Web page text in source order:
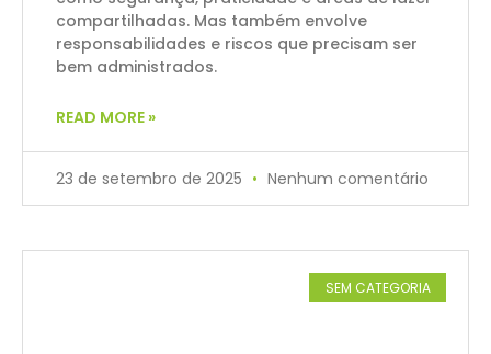
compartilhadas. Mas também envolve
responsabilidades e riscos que precisam ser
bem administrados.
READ MORE »
23 de setembro de 2025 Nenhum comentário
SEM CATEGORIA